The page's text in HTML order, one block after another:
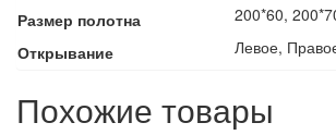
Размер полотна
200*60,
Открывание
Левое,
Похожие товары